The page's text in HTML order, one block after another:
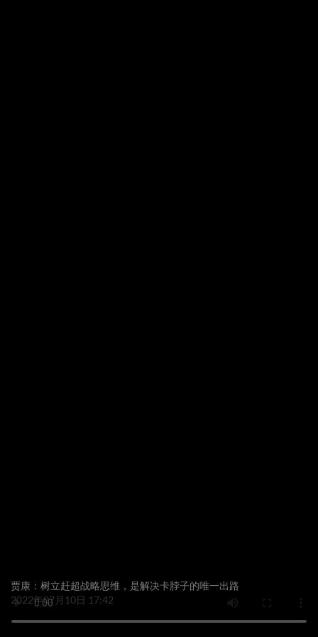
贾康：树立赶超战略思维，是解决卡脖子的唯一出路
2022年07月10日 17:42